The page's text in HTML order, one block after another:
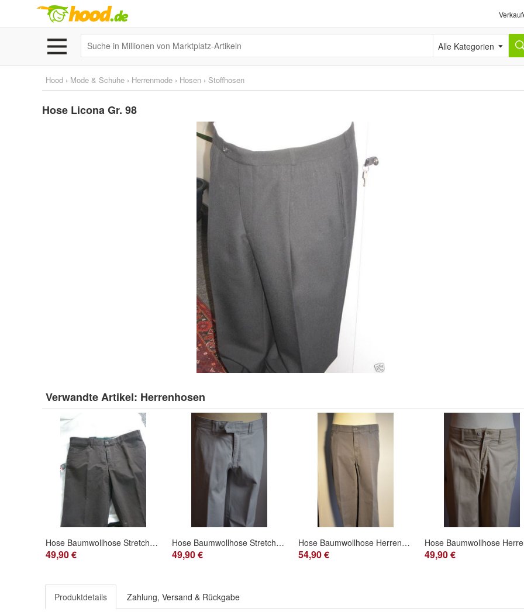
Alle Kategorien
Hood › Mode & Schuhe › Herrenmode › Hosen › Stoffhosen
Hose Licona Gr. 98
Verwandte Artikel: Herrenhosen
Hose Baumwollhose Stretchhose Herrenhose ClubofComfort 4400 Gr. 24
49,90 €
Hose Baumwollhose Stretchhose Herrenhose Club of Comfort Dallas 5702/8
49,90 €
Hose Baumwollhose Herrenhose Stretchhose ClubofComfort Kian 5218/5 HW51
54,90 € 49,90 €
Produktdetails Zahlung, Versand & Rückgabe